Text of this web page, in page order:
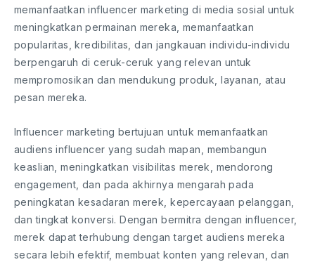
memanfaatkan influencer marketing di media sosial untuk
meningkatkan permainan mereka, memanfaatkan
popularitas, kredibilitas, dan jangkauan individu-individu
berpengaruh di ceruk-ceruk yang relevan untuk
mempromosikan dan mendukung produk, layanan, atau
pesan mereka.
Influencer marketing bertujuan untuk memanfaatkan
audiens influencer yang sudah mapan, membangun
keaslian, meningkatkan visibilitas merek, mendorong
engagement, dan pada akhirnya mengarah pada
peningkatan kesadaran merek, kepercayaan pelanggan,
dan tingkat konversi. Dengan bermitra dengan influencer,
merek dapat terhubung dengan target audiens mereka
secara lebih efektif, membuat konten yang relevan, dan